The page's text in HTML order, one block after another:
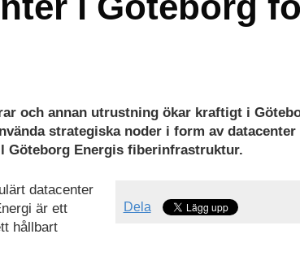
och annan utrustning ökar kraftigt i
strategiska noder i form av
Göteborg Energis fiberinfrastruktur.
Dela
datacenter
är ett
hållbart